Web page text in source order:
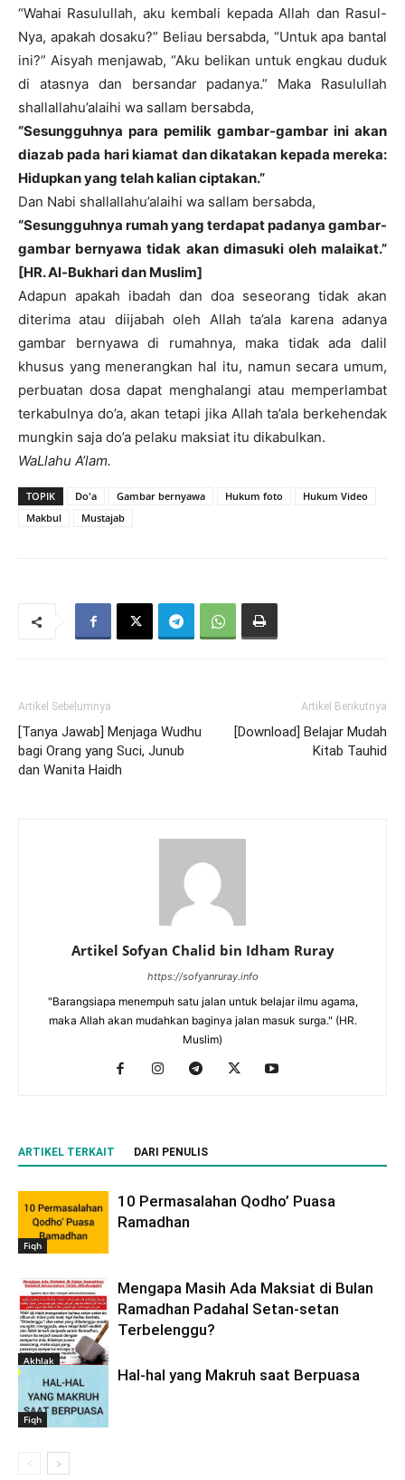
“Wahai Rasulullah, aku kembali kepada Allah dan Rasul-
Nya, apakah dosaku?” Beliau bersabda, “Untuk apa bantal
ini?” Aisyah menjawab, “Aku belikan untuk engkau duduk
di atasnya dan bersandar padanya.” Maka Rasulullah
shallallahu’alaihi wa sallam bersabda,
“Sesungguhnya para pemilik gambar-gambar ini akan
diazab pada hari kiamat dan dikatakan kepada mereka:
Hidupkan yang telah kalian ciptakan.”
Dan Nabi shallallahu’alaihi wa sallam bersabda,
“Sesungguhnya rumah yang terdapat padanya gambar-
gambar bernyawa tidak akan dimasuki oleh malaikat.”
[HR. Al-Bukhari dan Muslim]
Adapun apakah ibadah dan doa seseorang tidak akan
diterima atau diijabah oleh Allah ta’ala karena adanya
gambar bernyawa di rumahnya, maka tidak ada dalil
khusus yang menerangkan hal itu, namun secara umum,
perbuatan dosa dapat menghalangi atau memperlambat
terkabulnya do’a, akan tetapi jika Allah ta’ala berkehendak
mungkin saja do’a pelaku maksiat itu dikabulkan.
WaLlahu A’lam.
TOPIK Do'a Gambar bernyawa Hukum foto
Hukum Video
Makbul
Mustajab
Artikel Sebelumnya
[Tanya Jawab] Menjaga Wudhu
bagi Orang yang Suci, Junub
dan Wanita Haidh
Artikel Berikutnya
[Download] Belajar Mudah
Kitab Tauhid
Artikel Sofyan Chalid bin Idham Ruray
https://sofyanruray.info
"Barangsiapa menempuh satu jalan untuk belajar ilmu agama,
maka Allah akan mudahkan baginya jalan masuk surga." (HR.
Muslim)
ARTIKEL TERKAIT DARI PENULIS
Fiqh
10 Permasalahan Qodho’ Puasa
Ramadhan
Akhlak
Mengapa Masih Ada Maksiat di Bulan
Ramadhan Padahal Setan-setan
Terbelenggu?
Fiqh
Hal-hal yang Makruh saat Berpuasa